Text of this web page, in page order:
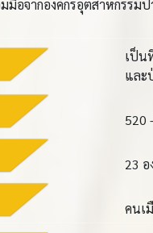
มือจากองค์กรอุตสาหกรร
เป็น
และ
520
23 อ
คนเ